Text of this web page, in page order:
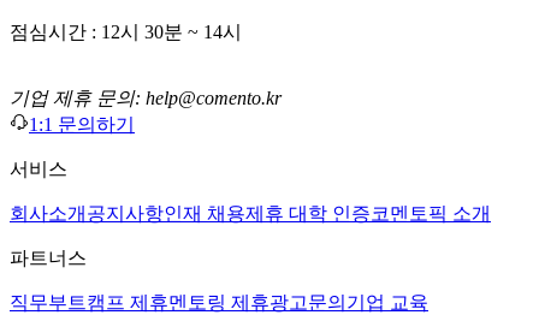
점심시간 : 12시 30분 ~ 14시
기업 제휴 문의: help@comento.kr
1:1 문의하기
서비스
회사소개 공지사항인재 채용제휴 대학 인증코멘토픽 소개
파트너스
직무부트캠프 제휴멘토링 제휴광고문의 기업 교육